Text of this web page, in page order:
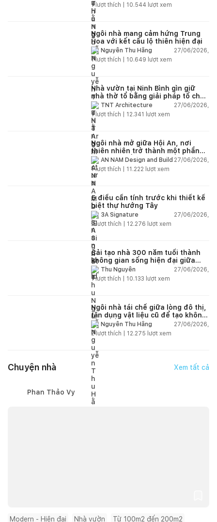
1lượt thích | 10.544 lượt xem
Ngôi nhà mang cảm hứng Trung
Hoa với kết cấu lộ thiên hiện đại
Nguyễn Thu Hằng
27/06/2026,
1lượt thích | 10.649 lượt xem
Nhà vườn tại Ninh Bình gìn giữ
nhà thờ tổ bằng giải pháp tổ chức
lại không gian
TNT Architecture
27/06/2026,
1lượt thích | 12.341 lượt xem
Ngôi nhà mở giữa Hội An, nơi
thiên nhiên trở thành một phần
của cuộc sống
AN NAM Design and Build 27/06/2026,
1lượt thích | 11.222 lượt xem
5 điều cần tính trước khi thiết kế
biệt thự hướng Tây
3A Signature
27/06/2026,
2lượt thích | 12.276 lượt xem
Cải tạo nhà 300 năm tuổi thành
không gian sống hiện đại giữa
thiên nhiên
Thu Nguyễn
27/06/2026,
1lượt thích | 10.133 lượt xem
Ngôi nhà tái chế giữa lòng đô thị,
tận dụng vật liệu cũ để tạo không
gian sống linh hoạt
Nguyễn Thu Hằng
27/06/2026,
2lượt thích | 12.275 lượt xem
Chuyện nhà Xem tất cả
Phan Thảo Vy
Modern - Hiện đại Nhà vườn Từ 100m2 đến 200m2